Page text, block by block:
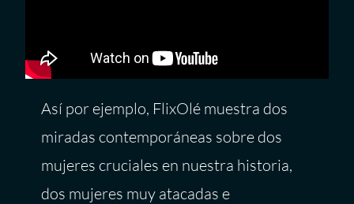
Así por ejemplo, FlixOlé muestra dos
miradas contemporáneas sobre dos
mujeres cruciales en nuestra historia,
dos mujeres muy atacadas e